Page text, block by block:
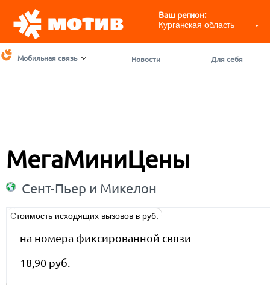
Ваш регион:
Курганская область
Мобильная связь Новости Для себя
МегаМиниЦены
Сент-Пьер и Микелон
Стоимость исходящих вызовов в руб.
на номера фиксированной связи
18,90 руб.